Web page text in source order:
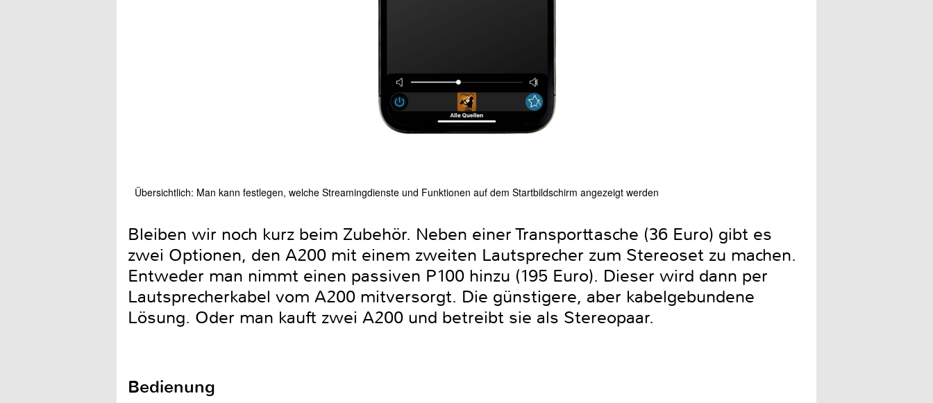
Übersichtlich: Man kann festlegen, welche Streamingdienste und Funktionen auf dem Startbildschirm angezeigt werden
Bleiben wir noch kurz beim Zubehör. Neben einer Transporttasche (36 Euro) gibt es
zwei Optionen, den A200 mit einem zweiten Lautsprecher zum Stereoset zu machen.
Entweder man nimmt einen passiven P100 hinzu (195 Euro). Dieser wird dann per
Lautsprecherkabel vom A200 mitversorgt. Die günstigere, aber kabelgebundene
Lösung. Oder man kauft zwei A200 und betreibt sie als Stereopaar.
Bedienung